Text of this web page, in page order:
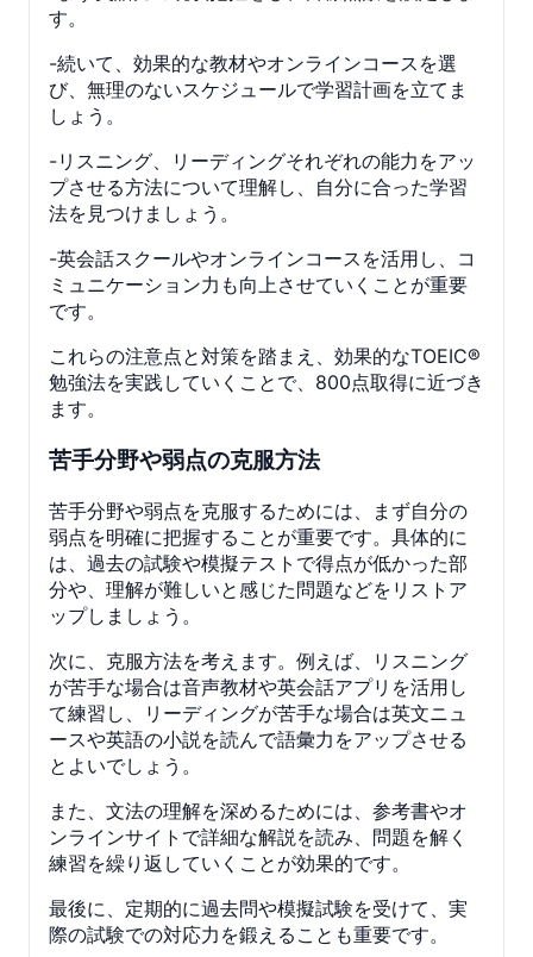
す。
-続いて、効果的な教材やオンラインコースを選
び、無理のないスケジュールで学習計画を立てま
しょう。
-リスニング、リーディングそれぞれの能力をアッ
プさせる方法について理解し、自分に合った学習
法を見つけましょう。
-英会話スクールやオンラインコースを活用し、コ
ミュニケーション力も向上させていくことが重要
です。
これらの注意点と対策を踏まえ、効果的なTOEIC®
勉強法を実践していくことで、800点取得に近づき
ます。
苦手分野や弱点の克服方法
苦手分野や弱点を克服するためには、まず自分の
弱点を明確に把握することが重要です。具体的に
は、過去の試験や模擬テストで得点が低かった部
分や、理解が難しいと感じた問題などをリストア
ップしましょう。
次に、克服方法を考えます。例えば、リスニング
が苦手な場合は音声教材や英会話アプリを活用し
て練習し、リーディングが苦手な場合は英文ニュ
ースや英語の小説を読んで語彙力をアップさせる
とよいでしょう。
また、文法の理解を深めるためには、参考書やオ
ンラインサイトで詳細な解説を読み、問題を解く
練習を繰り返していくことが効果的です。
最後に、定期的に過去問や模擬試験を受けて、実
際の試験での対応力を鍛えることも重要です。